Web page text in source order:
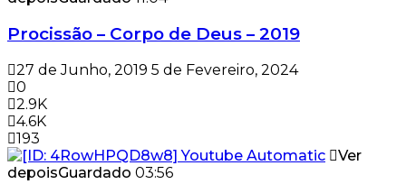
Procissão – Corpo de Deus – 2019
27 de Junho, 2019 5 de Fevereiro, 2024
0
2.9K
4.6K
193
Ver
depoisGuardado 03:56